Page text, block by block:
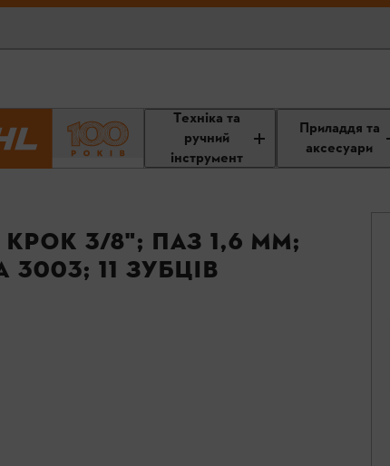
Техніка та
ручний
інструмент
Приладдя та
аксесуари
крок 3/8"; паз 1,6 мм;
11 зубців